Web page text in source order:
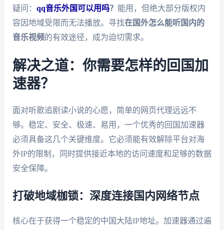
疑问： qq音乐外国可以用吗？ 能用，但绝大部分版权内
容因地域受限而无法播放。寻找在国外怎么能听国内的
音乐视频的有效途径，成为迫切需求。
解决之道：你需要怎样的回国加
速器？
面对听歌追剧读小说的心愿，简单的网页代理远远不
够。稳定、安全、极速、易用，一个优秀的回国加速器
必须具备这几个关键维度。它必须能有效解除平台对海
外IP的限制，同时提供接近本地的访问速度和足够的数据
安全保障。
打破地域枷锁：深度连接国内网络节点
核心在于获得一个稳定的中国大陆IP地址。加速器通过遍